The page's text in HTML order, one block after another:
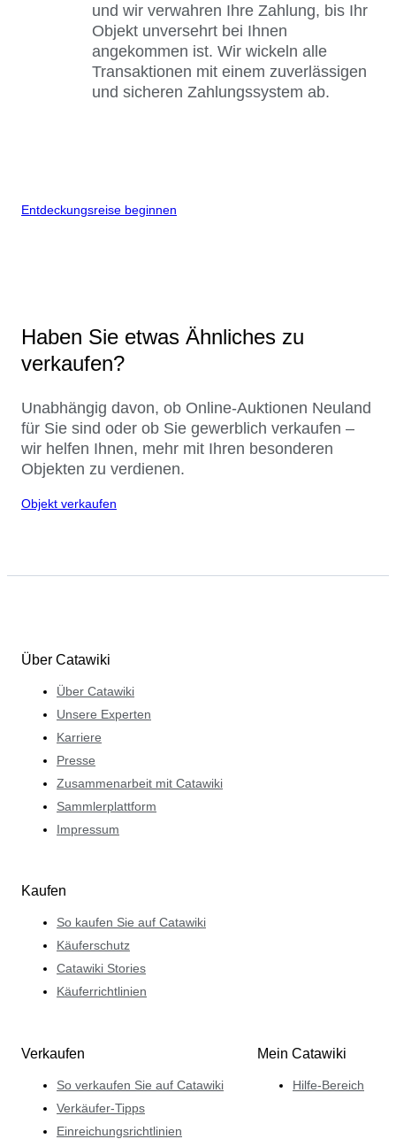
und wir verwahren Ihre Zahlung, bis Ihr
Objekt unversehrt bei Ihnen
angekommen ist. Wir wickeln alle
Transaktionen mit einem zuverlässigen
und sicheren Zahlungssystem ab.
Entdeckungsreise beginnen
Haben Sie etwas Ähnliches zu
verkaufen?
Unabhängig davon, ob Online-Auktionen Neuland
für Sie sind oder ob Sie gewerblich verkaufen –
wir helfen Ihnen, mehr mit Ihren besonderen
Objekten zu verdienen.
Objekt verkaufen
Über Catawiki
Über Catawiki
Unsere Experten
Karriere
Presse
Zusammenarbeit mit Catawiki
Sammlerplattform
Impressum
Kaufen
So kaufen Sie auf Catawiki
Käuferschutz
Catawiki Stories
Käuferrichtlinien
Verkaufen
So verkaufen Sie auf Catawiki
Verkäufer-Tipps
Einreichungsrichtlinien
Mein Catawiki
Hilfe-Bereich